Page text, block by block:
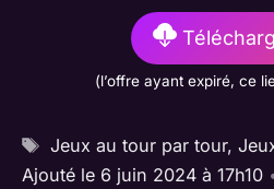
(l’offre ayant expiré, ce
Étiquettes
Jeux au tour par tour,
Ajouté le 6 juin 2024 à 17h10